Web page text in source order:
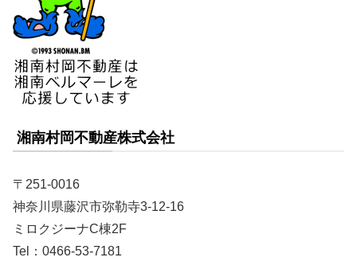
湘南村岡不動産株式会社
〒251-0016
神奈川県藤沢市弥勒寺3-12-16
ミロクジーナC棟2F
Tel：0466-53-7181